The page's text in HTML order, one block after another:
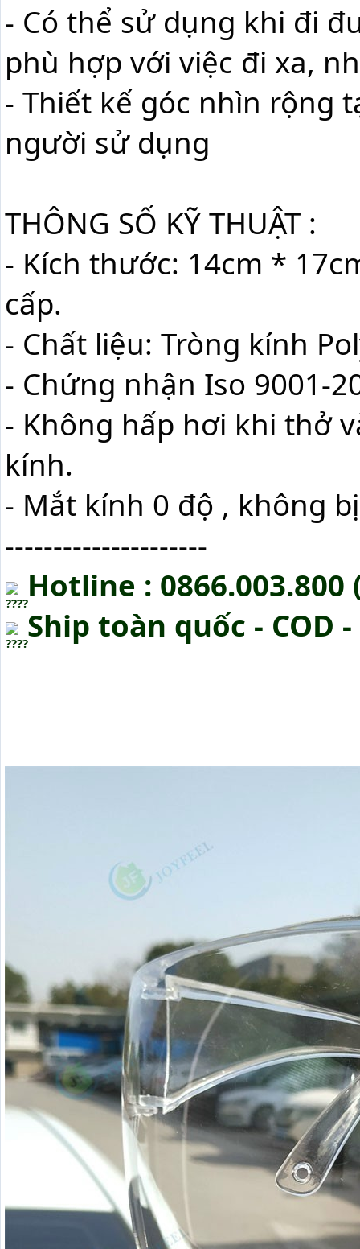
- Có thể sử dụng khi đi
phù hợp với việc đi xa,
- Thiết kế góc nhìn rộng
người sử dụng
THÔNG SỐ KỸ THUẬT :
- Kích thước: 14cm *
cấp.
- Chất liệu: Tròng kính
- Chứng nhận Iso 9001-
- Không hấp hơi khi thở
kính.
- Mắt kính 0 độ , không
---------------------
Hotline : 0866.003.800
Ship toàn quốc - COD